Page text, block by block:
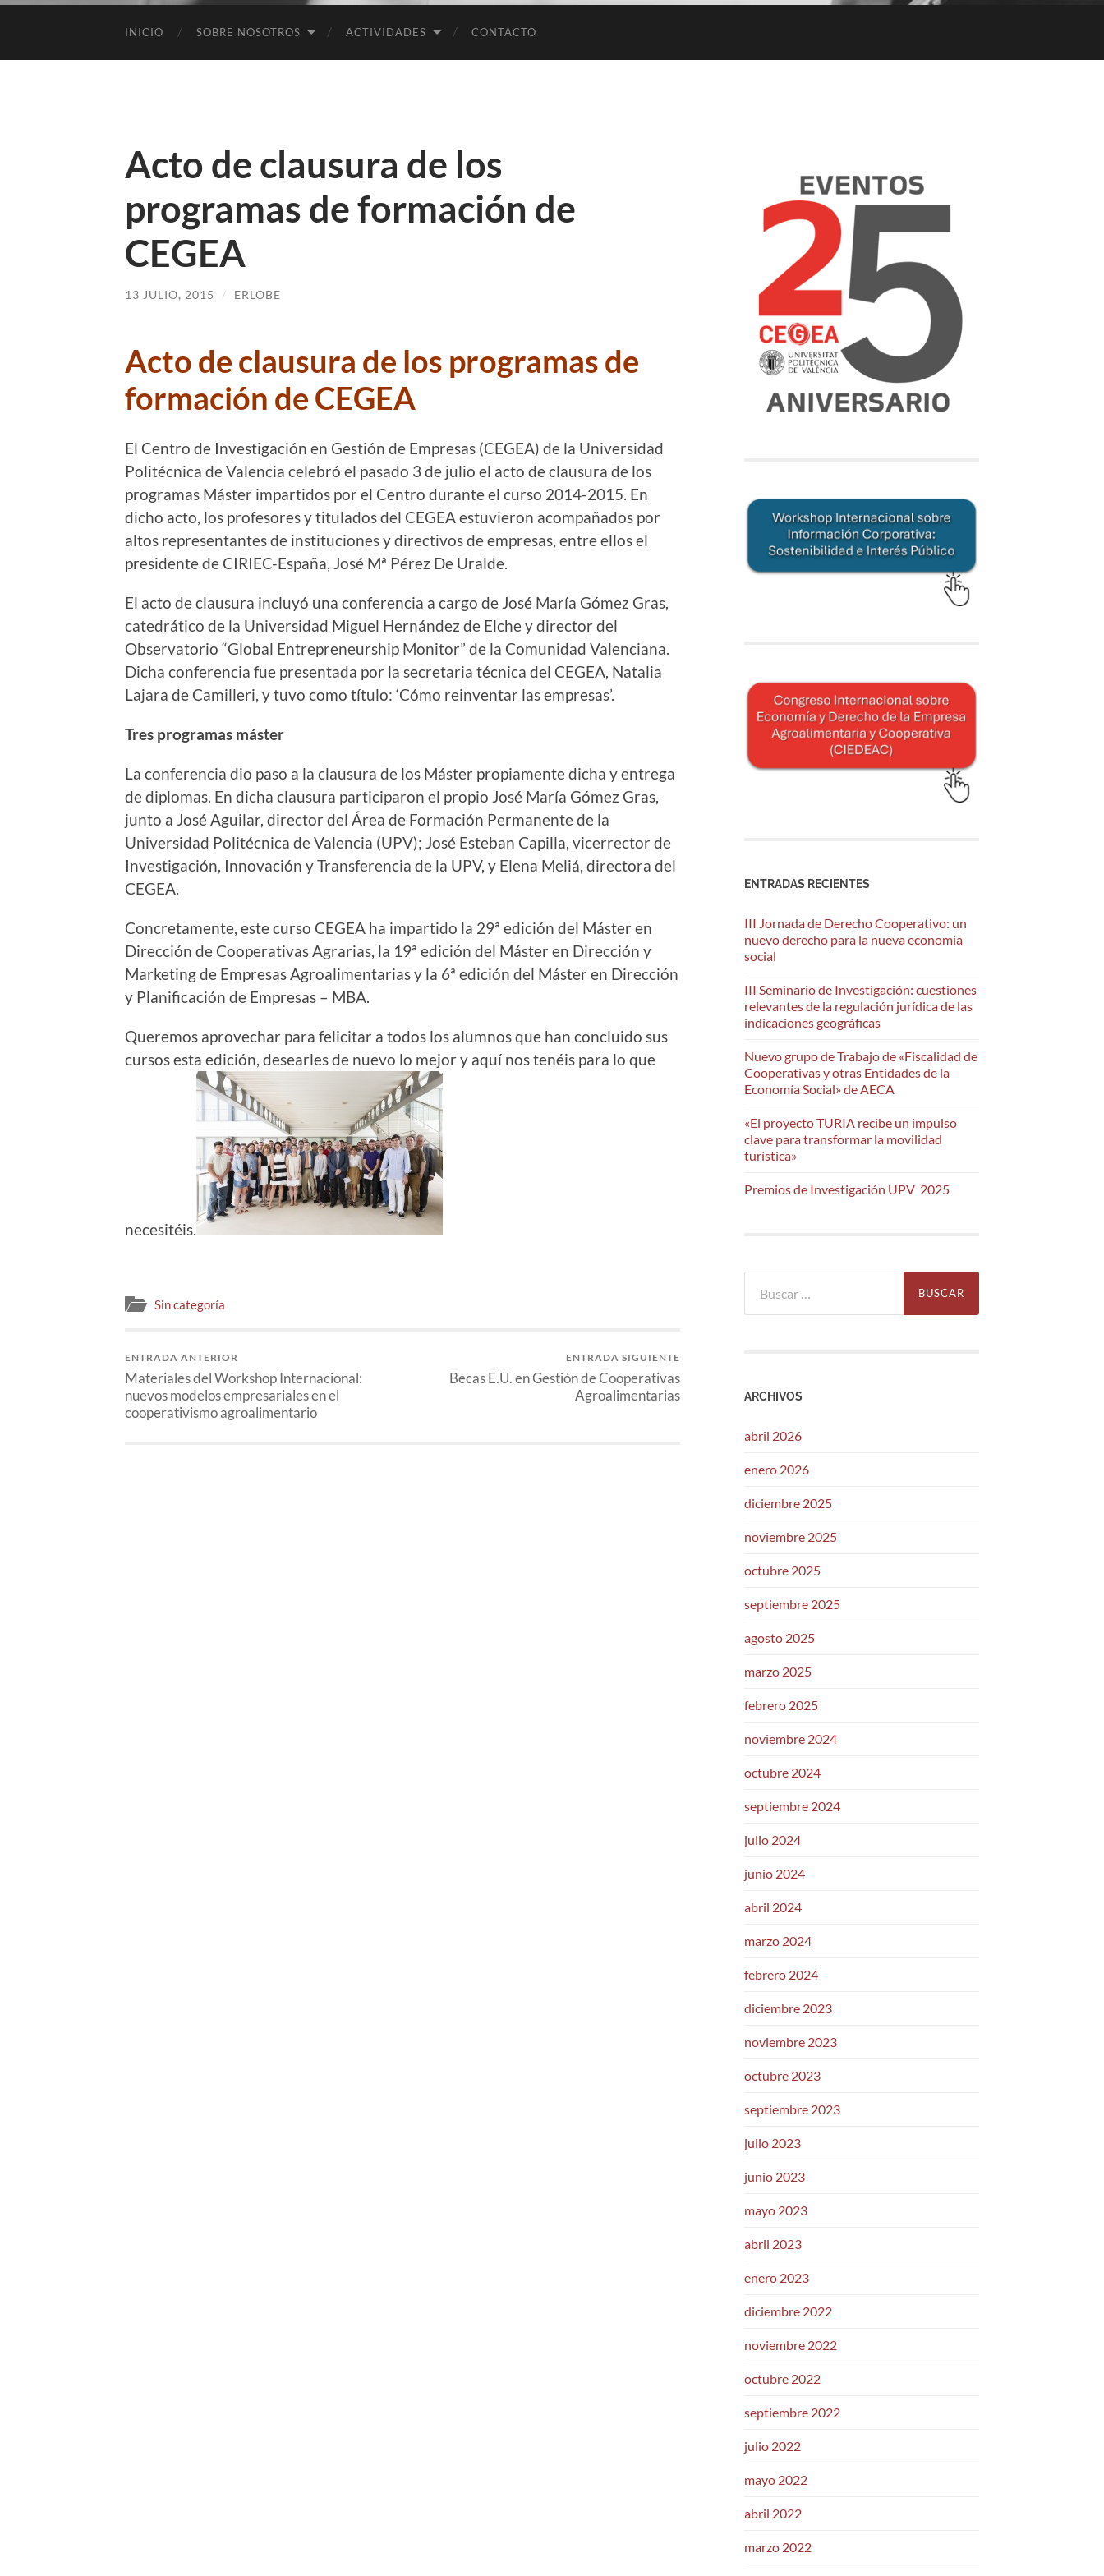
INICIO SOBRE NOSOTROS ACTIVIDADES CONTACTO
Acto de clausura de los
programas de formación de
CEGEA
13 JULIO, 2015 / ERLOBE
Acto de clausura de los programas de
formación de CEGEA
El Centro de Investigación en Gestión de Empresas (CEGEA) de la Universidad
Politécnica de Valencia celebró el pasado 3 de julio el acto de clausura de los
programas Máster impartidos por el Centro durante el curso 2014-2015. En
dicho acto, los profesores y titulados del CEGEA estuvieron acompañados por
altos representantes de instituciones y directivos de empresas, entre ellos el
presidente de CIRIEC-España, José Mª Pérez De Uralde.
El acto de clausura incluyó una conferencia a cargo de José María Gómez Gras,
catedrático de la Universidad Miguel Hernández de Elche y director del
Observatorio “Global Entrepreneurship Monitor” de la Comunidad Valenciana.
Dicha conferencia fue presentada por la secretaria técnica del CEGEA, Natalia
Lajara de Camilleri, y tuvo como título: ‘Cómo reinventar las empresas’.
Tres programas máster
La conferencia dio paso a la clausura de los Máster propiamente dicha y entrega
de diplomas. En dicha clausura participaron el propio José María Gómez Gras,
junto a José Aguilar, director del Área de Formación Permanente de la
Universidad Politécnica de Valencia (UPV); José Esteban Capilla, vicerrector de
Investigación, Innovación y Transferencia de la UPV, y Elena Meliá, directora del
CEGEA.
Concretamente, este curso CEGEA ha impartido la 29ª edición del Máster en
Dirección de Cooperativas Agrarias, la 19ª edición del Máster en Dirección y
Marketing de Empresas Agroalimentarias y la 6ª edición del Máster en Dirección
y Planificación de Empresas – MBA.
Queremos aprovechar para felicitar a todos los alumnos que han concluido sus
cursos esta edición, desearles de nuevo lo mejor y aquí nos tenéis para lo que
necesitéis.
Sin categoría
ENTRADA ANTERIOR
Materiales del Workshop Internacional:
nuevos modelos empresariales en el
cooperativismo agroalimentario
ENTRADA SIGUIENTE
Becas E.U. en Gestión de Cooperativas
Agroalimentarias
ENTRADAS RECIENTES
III Jornada de Derecho Cooperativo: un
nuevo derecho para la nueva economía
social
III Seminario de Investigación: cuestiones
relevantes de la regulación jurídica de las
indicaciones geográficas
Nuevo grupo de Trabajo de «Fiscalidad de
Cooperativas y otras Entidades de la
Economía Social» de AECA
«El proyecto TURIA recibe un impulso
clave para transformar la movilidad
turística»
Premios de Investigación UPV 2025
ARCHIVOS
abril 2026
enero 2026
diciembre 2025
noviembre 2025
octubre 2025
septiembre 2025
agosto 2025
marzo 2025
febrero 2025
noviembre 2024
octubre 2024
septiembre 2024
julio 2024
junio 2024
abril 2024
marzo 2024
febrero 2024
diciembre 2023
noviembre 2023
octubre 2023
septiembre 2023
julio 2023
junio 2023
mayo 2023
abril 2023
enero 2023
diciembre 2022
noviembre 2022
octubre 2022
septiembre 2022
julio 2022
mayo 2022
abril 2022
marzo 2022